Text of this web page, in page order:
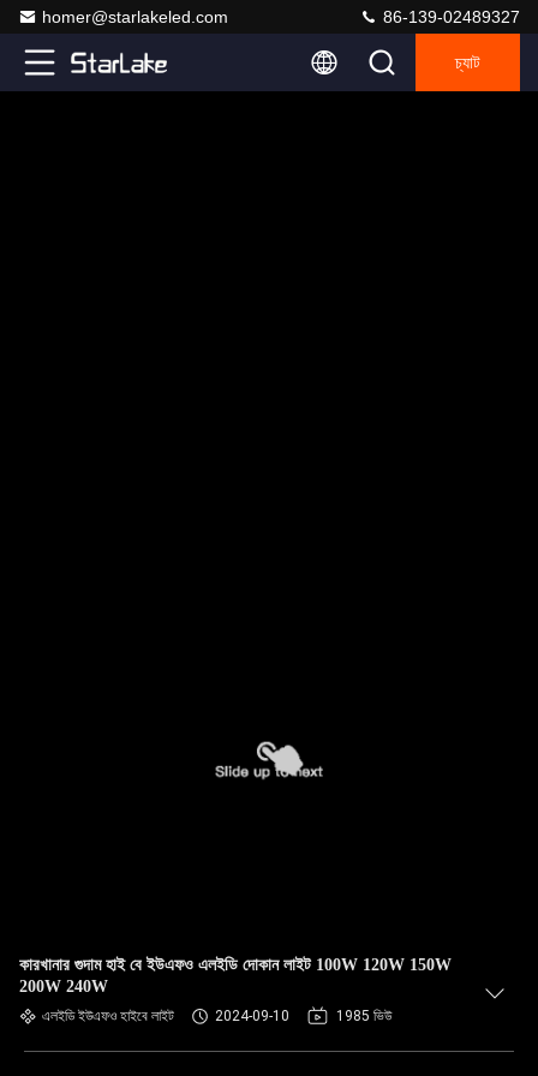
homer@starlakeled.com 86-139-02489327
চ্যাট
কারখানার গুদাম হাই বে ইউএফও এলইডি দোকান লাইট 100W 120W 150W
200W 240W
এলইডি ইউএফও হাইবে লাইট 2024-09-10 1985 ভিউ